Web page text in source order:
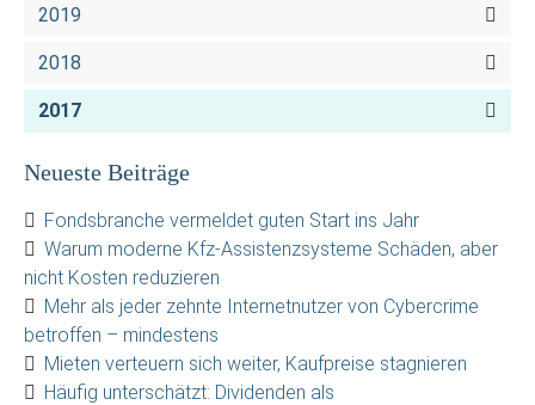
2019
2018
2017
Neueste Beiträge
Fondsbranche vermeldet guten Start ins Jahr
Warum moderne Kfz-Assistenzsysteme Schäden, aber
nicht Kosten reduzieren
Mehr als jeder zehnte Internetnutzer von Cybercrime
betroffen – mindestens
Mieten verteuern sich weiter, Kaufpreise stagnieren
Häufig unterschätzt: Dividenden als